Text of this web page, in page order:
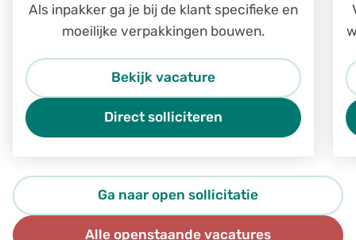
Als inpakker ga je bij de klant specifieke en
moeilijke verpakkingen bouwen.
Bekijk vacature
Direct solliciteren
Ga naar open sollicitatie
Alle openstaande vacatures